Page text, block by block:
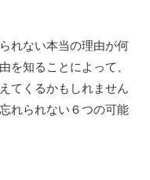
れない本当の理由が何
を知ることによって、
てくるかもしれません
れられない６つの可能